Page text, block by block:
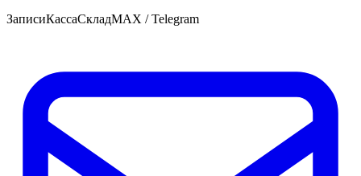
ЗаписиКассаСкладMAX / Telegram